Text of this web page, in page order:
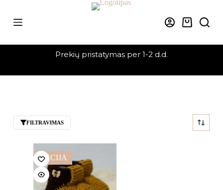
content
Krepšelis
Prekių pristatymas per 1-2 d.d.
FILTRAVIMAS
AKCIJA